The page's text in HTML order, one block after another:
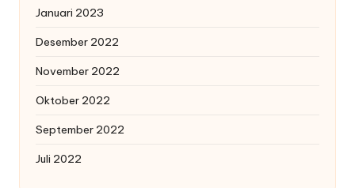
Januari 2023
Desember 2022
November 2022
Oktober 2022
September 2022
Juli 2022